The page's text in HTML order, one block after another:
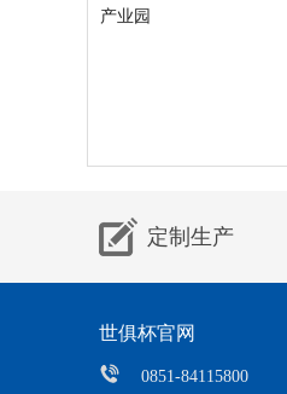
产业园
定制生产
世俱杯官网
0851-84115800